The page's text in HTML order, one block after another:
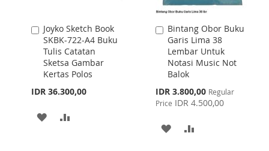
Joyko Sketch Book
SKBK-722-A4 Buku
Tulis Catatan
Sketsa Gambar
Kertas Polos
IDR 36.300,00
Add
to
Cart
ADD
Bintang Obor Buku
Garis Lima 38
Lembar Untuk
Notasi Music Not
Balok
Special
Price
IDR 3.800,00 Regular
Price IDR 4.500,00
Add
to
Cart
ADD